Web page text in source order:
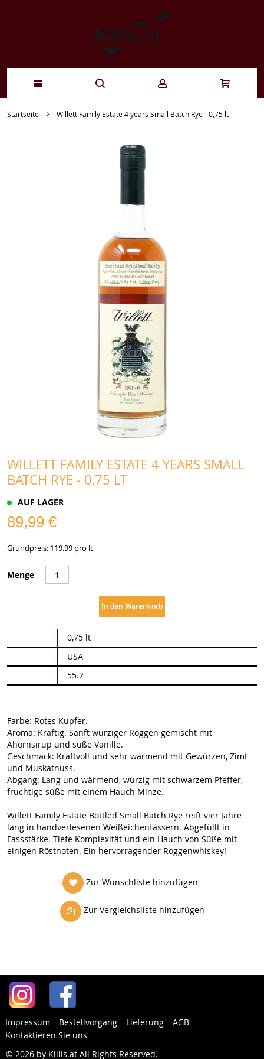
Zum
Startseite Willett Family Estate 4 years Small Batch Rye - 0,75 lt
WILLETT FAMILY ESTATE 4 YEARS SMALL
BATCH RYE - 0,75 LT
AUF LAGER
89,99 €
Grundpreis: 119.99 pro lt
Menge
In den Warenkorb
Informationen
0,75 lt
USA
55.2
Farbe: Rotes Kupfer.
Aroma: Kräftig. Sanft würziger Roggen gemischt mit
Ahornsirup und süße Vanille.
Geschmack: Kraftvoll und sehr wärmend mit Gewürzen, Zimt
und Muskatnuss.
Abgang: Lang und wärmend, würzig mit schwarzem Pfeffer,
fruchtige süße mit einem Hauch Minze.
Willett Family Estate Bottled Small Batch Rye reift vier Jahre
lang in handverlesenen Weißeichenfässern. Abgefüllt in
Fassstärke. Tiefe Komplexität und ein Hauch von Süße mit
einigen Röstnoten. Ein hervorragender Roggenwhiskey!
Zur Wunschliste hinzufügen
Zur Vergleichsliste hinzufügen
Impressum Bestellvorgang Lieferung
AGB
Kontaktieren Sie uns
© 2026 by Killis.at All Rights Reserved.